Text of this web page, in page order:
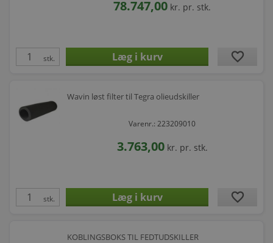
78.747,00 kr. pr. stk.
stk. favorite
Wavin løst filter til Tegra olieudskiller
Varenr.: 223209010
3.763,00 kr. pr. stk.
stk. favorite
KOBLINGSBOKS TIL FEDTUDSKILLER